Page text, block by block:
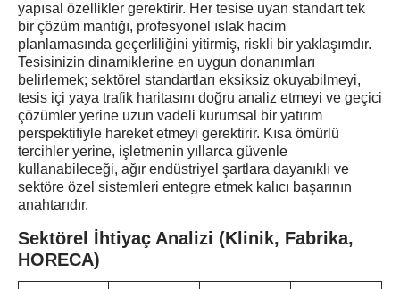
yapısal özellikler gerektirir. Her tesise uyan standart tek
bir çözüm mantığı, profesyonel ıslak hacim
planlamasında geçerliliğini yitirmiş, riskli bir yaklaşımdır.
Tesisinizin dinamiklerine en uygun donanımları
belirlemek; sektörel standartları eksiksiz okuyabilmeyi,
tesis içi yaya trafik haritasını doğru analiz etmeyi ve geçici
çözümler yerine uzun vadeli kurumsal bir yatırım
perspektifiyle hareket etmeyi gerektirir. Kısa ömürlü
tercihler yerine, işletmenin yıllarca güvenle
kullanabileceği, ağır endüstriyel şartlara dayanıklı ve
sektöre özel sistemleri entegre etmek kalıcı başarının
anahtarıdır.
Sektörel İhtiyaç Analizi (Klinik, Fabrika,
HORECA)